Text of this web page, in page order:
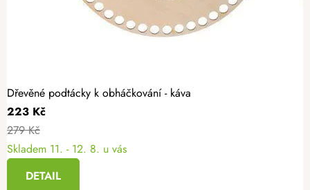
Dřevěné podtácky k obháčkování - káva
223 Kč
279 Kč
Skladem 11. - 12. 8. u vás
DETAIL